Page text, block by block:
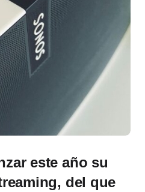
este año su
del que